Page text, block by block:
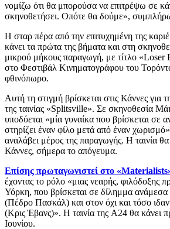
νομίζω ότι θα μπορούσα να επιτρέψω σε
σκηνοθετήσει. Οπότε θα δούμε»,
Η σταρ πέρα από την επιτυχημένη της
κάνει τα πρώτα της βήματα και στη
μικρού μήκους παραγωγή, με τίτλο «Loser
στο Φεστιβάλ Κινηματογράφου του
φθινόπωρο.
Αυτή τη στιγμή βρίσκεται στις Κάννες για
της ταινίας «Splitsville». Σε σκηνοθεσία
υποδύεται «μία γυναίκα που βρίσκεται σε
στηρίζει έναν φίλο μετά από έναν
αναλάβει μέρος της παραγωγής. Η ταινία θα
Κάννες, σήμερα το απόγευμα.
Επίσης πρωταγωνιστεί στο
έχοντας το ρόλο «μιας νεαρής, φιλόδοξης
Υόρκη, που βρίσκεται σε δίλημμα ανάμεσα
(Πέδρο Πασκάλ) και στον όχι και τόσο
(Κρις Έβανς)». Η ταινία της A24 θα κάνει
Ιουνίου.